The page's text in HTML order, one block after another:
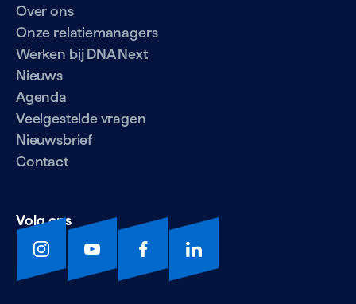
Over ons
Onze relatiemanagers
Werken bij DNA Next
Nieuws
Agenda
Veelgestelde vragen
Nieuwsbrief
Contact
Volg ons